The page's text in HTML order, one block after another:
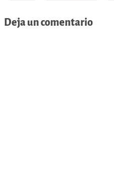
Deja un comentario